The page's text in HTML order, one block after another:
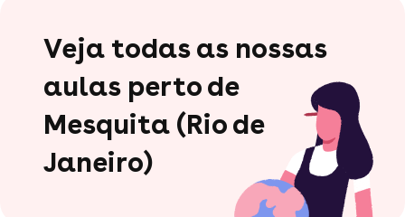
Veja todas as nossas
aulas perto de
Mesquita (Rio de
Janeiro)